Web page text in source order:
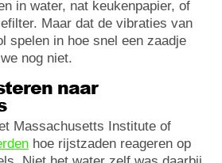
in water, nat keukenpapier, of
Maar dat de vibraties van
spelen in hoe snel een zaadje
nog niet.
naar
Massachusetts Institute of
hoe rijstzaden reageren op